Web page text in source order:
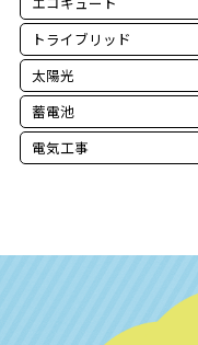
トライブリッド
太陽光
蓄電池
電気工事